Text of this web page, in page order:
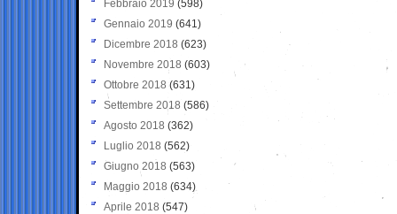
Febbraio 2019 (598)
Gennaio 2019 (641)
Dicembre 2018 (623)
Novembre 2018 (603)
Ottobre 2018 (631)
Settembre 2018 (586)
Agosto 2018 (362)
Luglio 2018 (562)
Giugno 2018 (563)
Maggio 2018 (634)
Aprile 2018 (547)